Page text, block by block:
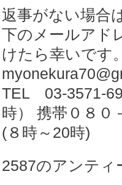
時
計|
ダ
イ
ヤ
&
ル
ー
返事がない場合
下のメールアド
けたら幸いです
TEL 03-3571-
時） 携帯０８０
(８時～20時)
2587のアンティ